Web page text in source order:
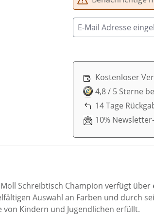
Kostenloser
4,8 / 5 Sterne
14 Tage
10%
Schreibtisch Champion verfügt
Auswahl an Farben und durch
Kindern und Jugendlichen erfüllt.